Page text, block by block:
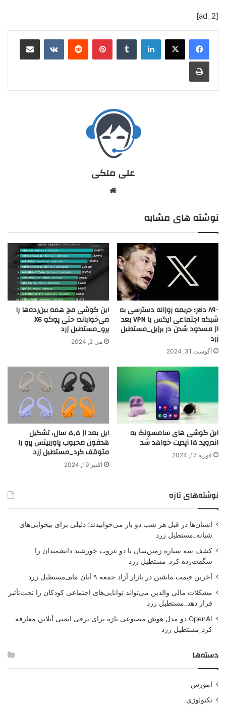
[ad_2]
علی ملکی
نوشته های مشابه
۸۹۰۰ دلار؛ جریمه روزانه دسترسی به
شبکه اجتماعی ایکس با VPN بعد
از مسدود شدن در برزیل_مستطیل
زرد
آگوست 31, 2024
این گوشی مچ همه بین‌رده‌ها را
می‌خواباند؛ حتی پوکو X6
پرو_مستطیل زرد
می 2, 2024
این گوشی های سامسونگ به
اندروید ۱۵ آپدیت خواهد شد
فوریه 17, 2024
اپل بعد از ۵٫۵ سال، تشکیل
هدفون محبوب پاوربیتس پرو را
متوقف کرد_مستطیل زرد
اکتبر 19, 2024
نوشته‌های تازه
انسان‌ها در قبل هر شب دو بار می‌خوابیدند؛ دلیلی برای بیخوابی‌های
شبانه_مستطیل زرد
کشف سه سیاره زمین‌سان با دو غروب خورشید دانشمندان را
شگفت‌زده کرد_مستطیل زرد
آخرین قیمت ماشین در بازار آزاد جمعه ۹ آبان ماه_مستطیل زرد
مشکلات مالی والدین می‌تواند توانایی‌های اجتماعی کودکان را تحت‌تأثیر
قرار دهد_مستطیل زرد
OpenAI دو مدل هوش مصنوعی تازه برای ترقی ایمنی آنلاین معارفه
کرد_مستطیل زرد
دسته‌ها
اموزش
تکنولوژی